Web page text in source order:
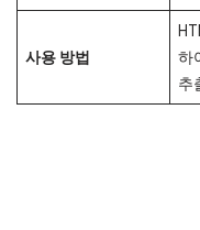
사용 방법
하
추